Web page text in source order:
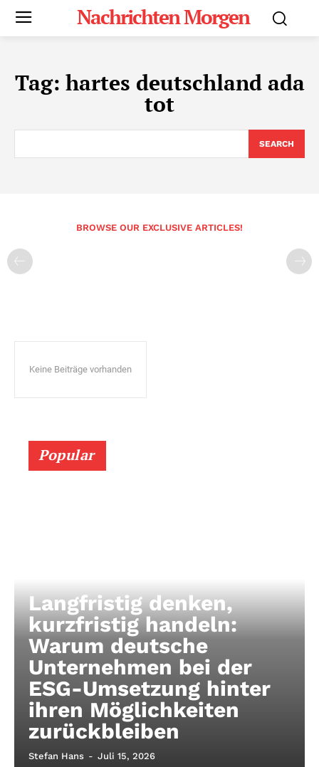
Nachrichten Morgen
Tag: hartes deutschland ada
tot
SEARCH
BROWSE OUR EXCLUSIVE ARTICLES!
Keine Beiträge vorhanden
Popular
Langfristig denken,
kurzfristig handeln:
Warum deutsche
Unternehmen bei der
ESG-Umsetzung hinter
ihren Möglichkeiten
zurückbleiben
Stefan Hans - Juli 15, 2026